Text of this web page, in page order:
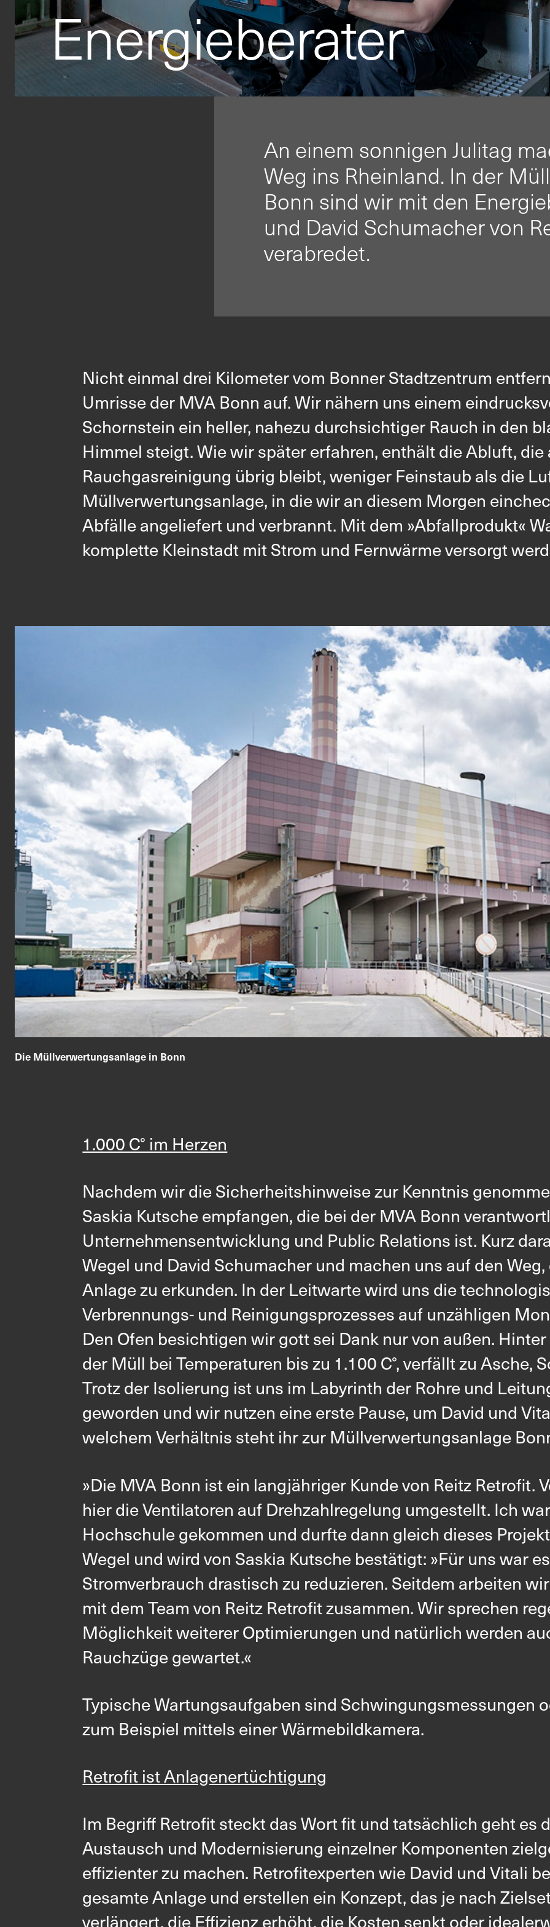
Energieberater
An einem sonnigen Julitag
Weg ins Rheinland. In der
Bonn sind wir mit den
und David Schumacher von
verabredet.
Nicht einmal drei Kilometer vom Bonner Stadtzentrum
Umrisse der MVA Bonn auf. Wir nähern uns einem
Schornstein ein heller, nahezu durchsichtiger Rauch in den
Himmel steigt. Wie wir später erfahren, enthält die Abluft, die
Rauchgasreinigung übrig bleibt, weniger Feinstaub als die
Müllverwertungsanlage, in die wir an diesem Morgen
Abfälle angeliefert und verbrannt. Mit dem »Abfallprodukt«
komplette Kleinstadt mit Strom und Fernwärme versorgt
Die Müllverwertungsanlage in Bonn
1.000 C° im Herzen
Nachdem wir die Sicherheitshinweise zur Kenntnis
Saskia Kutsche empfangen, die bei der MVA Bonn
Unternehmensentwicklung und Public Relations ist. Kurz
Wegel und David Schumacher und machen uns auf den
Anlage zu erkunden. In der Leitwarte wird uns die
Verbrennungs- und Reinigungsprozesses auf unzähligen
Den Ofen besichtigen wir gott sei Dank nur von außen.
der Müll bei Temperaturen bis zu 1.100 C°, verfällt zu Asche,
Trotz der Isolierung ist uns im Labyrinth der Rohre und
geworden und wir nutzen eine erste Pause, um David und
welchem Verhältnis steht ihr zur Müllverwertungsanlage
»Die MVA Bonn ist ein langjähriger Kunde von Reitz Retrofit.
hier die Ventilatoren auf Drehzahlregelung umgestellt. Ich
Hochschule gekommen und durfte dann gleich dieses
Wegel und wird von Saskia Kutsche bestätigt: »Für uns war
Stromverbrauch drastisch zu reduzieren. Seitdem arbeiten
mit dem Team von Reitz Retrofit zusammen. Wir sprechen
Möglichkeit weiterer Optimierungen und natürlich werden
Rauchzüge gewartet.«
Typische Wartungsaufgaben sind Schwingungsmessungen
zum Beispiel mittels einer Wärmebildkamera.
Retrofit ist Anlagenertüchtigung
Im Begriff Retrofit steckt das Wort fit und tatsächlich geht es
Austausch und Modernisierung einzelner Komponenten
effizienter zu machen. Retrofitexperten wie David und Vitali
gesamte Anlage und erstellen ein Konzept, das je nach
verlängert, die Effizienz erhöht, die Kosten senkt oder
Ihr Kontakt zu uns
Nutzen Sie gerne unser Kontaktformular